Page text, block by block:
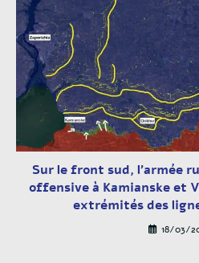
Sur le front sud, l’armée
offensive à Kamianske et
extrémités des
18/03/